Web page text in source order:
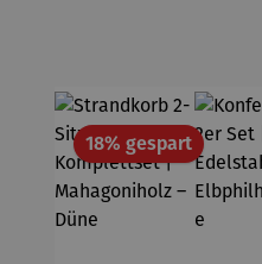
18% gespartRabatt